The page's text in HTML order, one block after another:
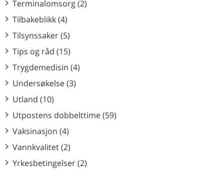
Terminalomsorg (2)
Tilbakeblikk (4)
Tilsynssaker (5)
Tips og råd (15)
Trygdemedisin (4)
Undersøkelse (3)
Utland (10)
Utpostens dobbelttime (59)
Vaksinasjon (4)
Vannkvalitet (2)
Yrkesbetingelser (2)